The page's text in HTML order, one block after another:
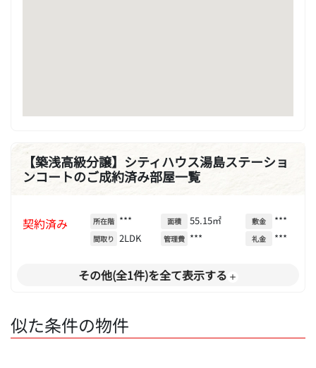
【築浅高級分譲】シティハウス湯島ステーショ
ンコートのご成約済み部屋一覧
契約済み 所在階 ***
間取り 2LDK
面積 55.15㎡
管理費 ***
敷金 ***
礼金 ***
その他(全1件)を全て表示する
似た条件の物件